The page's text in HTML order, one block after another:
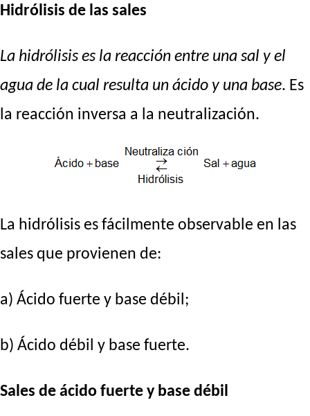
Hidrólisis de las sales
La hidrólisis es la reacción entre una sal y el
agua de la cual resulta un ácido y una base. Es
la reacción inversa a la neutralización.
La hidrólisis es fácilmente observable en las
sales que provienen de:
a) Ácido fuerte y base débil;
b) Ácido débil y base fuerte.
Sales de ácido fuerte y base débil